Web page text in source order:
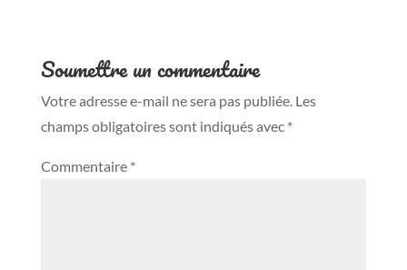
Soumettre un commentaire
Votre adresse e-mail ne sera pas publiée. Les
champs obligatoires sont indiqués avec *
Commentaire *